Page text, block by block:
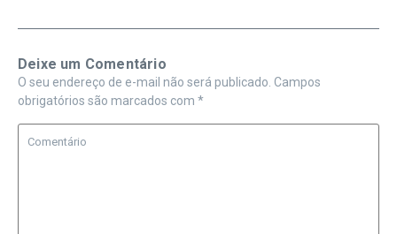
Deixe um Comentário
O seu endereço de e-mail não será publicado. Campos
obrigatórios são marcados com *